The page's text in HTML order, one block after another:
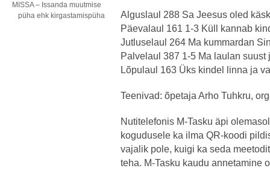
MISSA – Issanda muutmise
püha ehk kirgastamispüha
Alguslaul 288 Sa Jeesus oled
Päevalaul 161 1-3 Küll kannab
Jutluselaul 264 Ma kummardan
Palvelaul 387 1-5 Ma laulan suust
Lõpulaul 163 Üks kindel linna ja
Teenivad: õpetaja Arho Tuhkru,
Nutitelefonis M-Tasku äpi
kogudusele ka ilma QR-koodi
vajalik pole, kuigi ka seda
teha. M-Tasku kaudu annetamine